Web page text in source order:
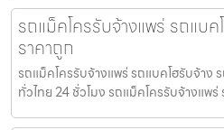
รถแม็คโครรับจ้างแพร่ รถแบค
ราคาถูก
รถแม็คโครรับจ้างแพร่ รถแบคโฮรับจ้าง
ทั่วไทย 24 ชั่วโมง รถแม็คโครรับจ้างแพร่